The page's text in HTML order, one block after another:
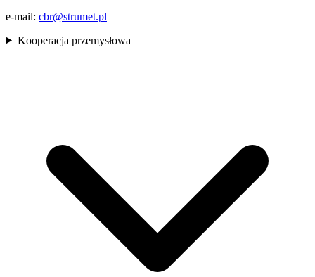
e-mail: cbr@strumet.pl
Kooperacja przemysłowa